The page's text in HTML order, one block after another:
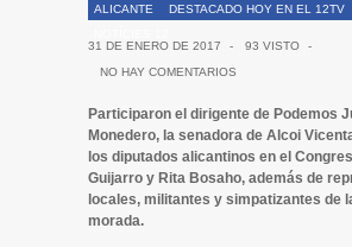
ALICANTE DESTACADO HOY EN EL 12TV
31 DE ENERO DE 2017
- 93 VISTO
-
NO HAY COMENTARIOS
Participaron el dirigente de Podemos
Monedero, la senadora de Alcoi
los diputados alicantinos en el
Guijarro y Rita Bosaho, además de
locales, militantes y simpatizantes de
morada.